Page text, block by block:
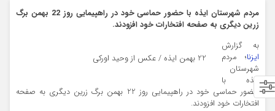
مردم شهرستان ایذه با حضور حماسی خود در راهپیمایی روز 22 بهمن برگ
زرین دیگری به صفحه افتخارات خود افزودند.
22 بهمن ایذه / عکس از وحید اورکی
به گزارش
ایزنا؛ مردم
شهرستان
ایذه با
حضور حماسی خود در راهپیمایی روز 22 بهمن برگ زرین دیگری به صفحه
افتخارات خود افزودند.